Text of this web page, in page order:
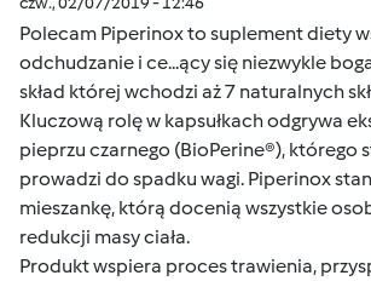
Polecam Piperinox to suplement diety
odchudzanie i ce...ący się niezwykle
skład której wchodzi aż 7 naturalnych
Kluczową rolę w kapsułkach odgrywa
pieprzu czarnego (BioPerine®), którego
prowadzi do spadku wagi. Piperinox
mieszankę, którą docenią wszystkie
redukcji masy ciała.
Produkt wspiera proces trawienia,